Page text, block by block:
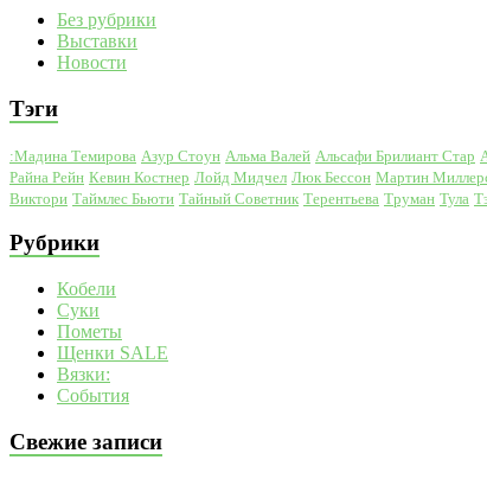
Без рубрики
Выставки
Новости
Тэги
:Мадина Темирова Азур Стоун Альма Валей Альсафи Брилиант Стар
Райна Рейн Кевин Костнер Лойд Мидчел Люк Бессон Мартин
Виктори Таймлес Бьюти Тайный Советник Терентьева Труман Тула
Рубрики
Кобели
Суки
Пометы
Щенки SALE
Вязки:
События
Свежие записи